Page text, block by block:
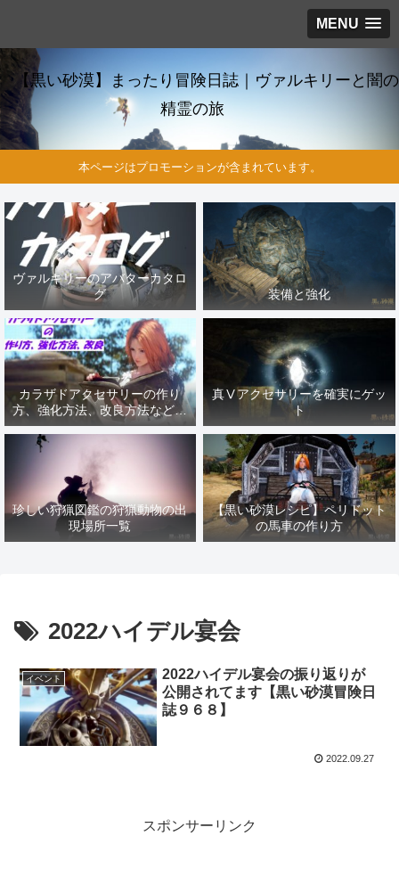
MENU
【黒い砂漠】まったり冒険日誌｜ヴァルキリーと闇の
精霊の旅
本ページはプロモーションが含まれています。
ヴァルキリーのアバターカタロ
グ
装備と強化
カラザドアクセサリーの作り
方、強化方法、改良方法などま
とめ【黒い砂漠冒険日誌１４１
真Ⅴアクセサリーを確実にゲッ
ト
珍しい狩猟図鑑の狩猟動物の出
現場所一覧
【黒い砂漠レシピ】ペリドット
の馬車の作り方
2022ハイデル宴会
イベント
2022ハイデル宴会の振り返りが
公開されてます【黒い砂漠冒険日
誌９６８】
2022.09.27
スポンサーリンク